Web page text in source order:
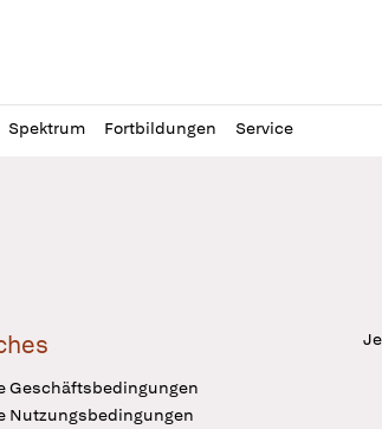
Spektrum Fortbildungen Service
Geschäftsbedingungen
Nutzungsbedingungen